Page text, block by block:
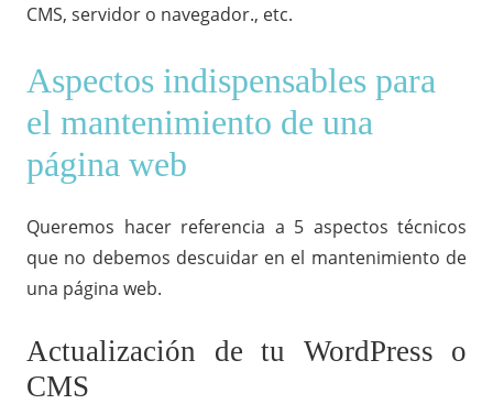
CMS, servidor o navegador., etc.
Aspectos indispensables para
el mantenimiento de una
página web
Queremos hacer referencia a 5 aspectos técnicos
que no debemos descuidar en el mantenimiento de
una página web.
Actualización de tu WordPress o
CMS